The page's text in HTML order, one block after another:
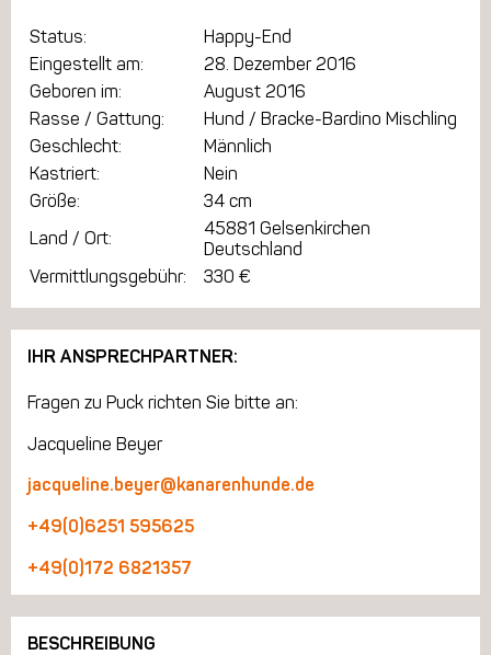
Status:
Happy-End
Eingestellt am:
28. Dezember 2016
Geboren im:
August 2016
Rasse / Gattung:
Hund / Bracke-Bardino Mischling
Geschlecht:
Männlich
Kastriert:
Nein
Größe:
34 cm
Land / Ort:
45881 Gelsenkirchen
Deutschland
Vermittlungsgebühr:
330 €
IHR ANSPRECHPARTNER:
Fragen zu Puck richten Sie bitte an:
Jacqueline Beyer
jacqueline.beyer@kanarenhunde.de
+49(0)6251 595625
+49(0)172 6821357
BESCHREIBUNG